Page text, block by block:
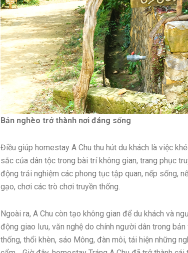
Bản nghèo trở thành nơi đáng sống
Điều giúp homestay A Chu thu hút du khách là việc
sắc của dân tộc trong bài trí không gian, trang phục
động trải nghiệm các phong tục tập quan, nếp sống,
gạo, chơi các trò chơi truyền thống.
Ngoài ra, A Chu còn tạo không gian để du khách và
động giao lưu, văn nghệ do chính người dân trong
thống, thổi khèn, sáo Mông, đàn môi, tái hiện những